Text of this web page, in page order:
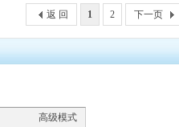
1 2 下一页
返 回
高级模式